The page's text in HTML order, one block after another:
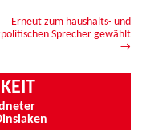
Erneut zum haushalts- und
Sprecher gewählt
→